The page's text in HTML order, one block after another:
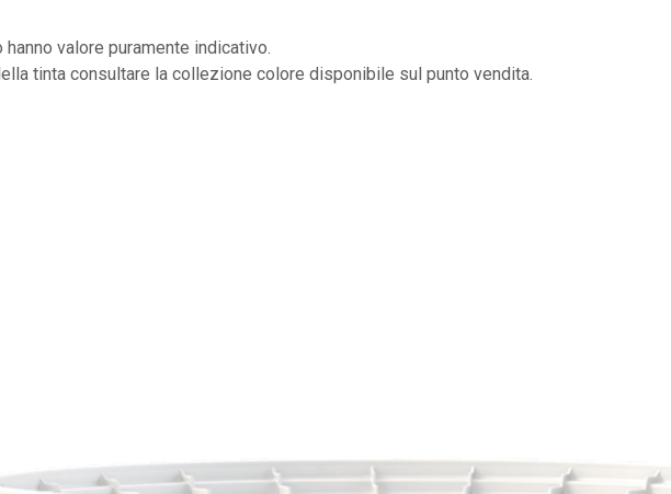
valore puramente indicativo.
tinta consultare la collezione colore disponibile sul punto vendita.